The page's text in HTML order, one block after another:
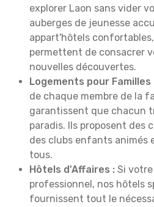
explorer Laon sans vider
auberges de jeunesse
appart'hôtels
permettent de consacrer
nouvelles découvertes.
Logements pour Familles
de chaque membre de la
garantissent que chacun
paradis. Ils proposent des
des clubs enfants animés
tous.
Hôtels d'Affaires : Si
professionnel, nos hôtels
fournissent tout le